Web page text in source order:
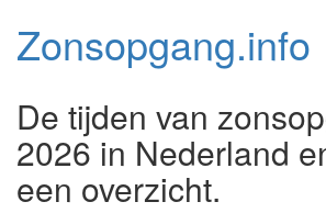
Zonsopgang.info
De tijden van
2026 in Nederland
een overzicht.